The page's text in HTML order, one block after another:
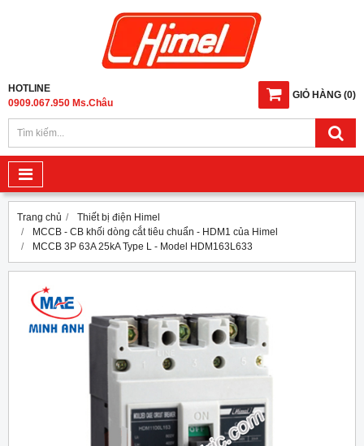
GIỎ HÀNG (0)
HOTLINE
0909.067.950 Ms.Châu
Trang chủ
Thiết bị điện Himel
MCCB - CB khối dòng cắt tiêu chuẩn - HDM1 của Himel
MCCB 3P 63A 25kA Type L - Model HDM163L633